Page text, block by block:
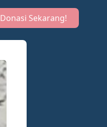
Donasi Sekarang!